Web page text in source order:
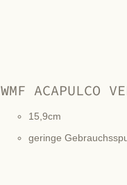
WMF ACAPULCO
15,9cm
geringe